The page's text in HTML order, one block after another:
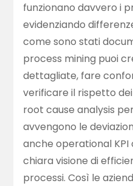
funzionano davvero i
evidenziando
come sono stati
process mining puoi
dettagliate, fare
verificare il rispetto
root cause analysis
avvengono le
anche operational
chiara visione di
processi. Così le